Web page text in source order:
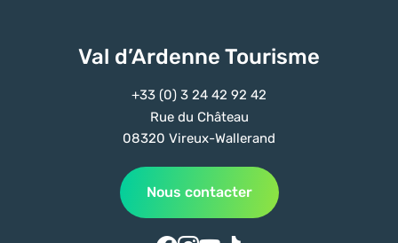
Val d’Ardenne Tourisme
+33 (0) 3 24 42 92 42
Rue du Château
08320 Vireux-Wallerand
Nous contacter